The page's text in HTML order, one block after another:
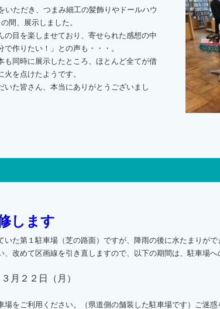
ただき、つまみ細工の髪飾りやドールハウ
間、展示しました。
目を楽しませており、寄せられた感想の中
作りたい！」との声も・・・。
同時に展示したところ、ほとんど全てが借
を点けたようです。
た皆さん、本当にありがとうございまし
します
いた第１駐車場（芝の路面）ですが、降雨の後に水たまりが
、改めて区画線を引き直しますので、以下の期間は、駐車場へ
２２日（月）
をご利用ください。（県道側の舗装した駐車場です）ご迷